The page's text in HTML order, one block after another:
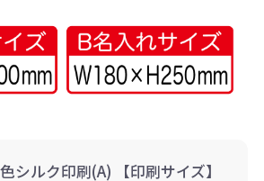
シルク印刷(A) 【印刷サイズ】